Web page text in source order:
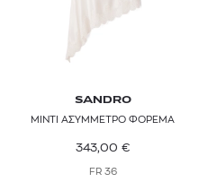
SANDRO
ΜΙΝΤΙ ΑΣΥΜΜΕΤΡΟ ΦΟΡΕΜΑ
343,00 €
FR 36